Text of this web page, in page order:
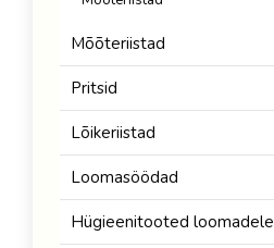
Mõõteriistad
Pritsid
Lõikeriistad
Loomasöödad
Hügieenitooted loomadele